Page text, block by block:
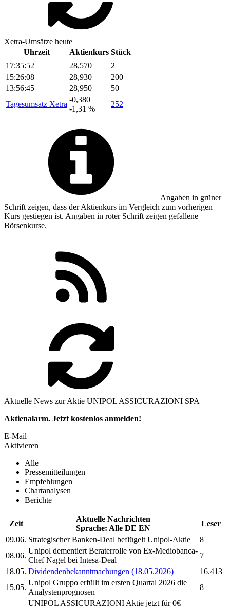
Xetra-Umsätze heute
Uhrzeit
Aktienkurs Stück
17:35:52
28,570
2
15:26:08
28,930
200
13:56:45
28,950
50
Tagesumsatz Xetra
-0,380
-1,31 %
252
Angaben in grüner
Schrift zeigen, dass der Aktienkurs im Vergleich zum vorherigen
Kurs gestiegen ist. Angaben in roterSchrift zeigen gefallene
Börsenkurse.
Aktuelle News zur Aktie UNIPOL ASSICURAZIONI SPA
Aktienalarm. Jetzt kostenlos anmelden!
E-Mail
Aktivieren
Alle
Pressemitteilungen
Empfehlungen
Chartanalysen
Berichte
Zeit
Aktuelle Nachrichten
Sprache: Alle DE EN
Leser
09.06. Strategischer Banken-Deal beflügelt Unipol-Aktie
8
08.06.
Unipol dementiert Beraterrolle von Ex-Mediobanca-
Chef Nagel bei Intesa-Deal
7
18.05. Dividendenbekanntmachungen (18.05.2026)
16.413
15.05.
Unipol Gruppo erfüllt im ersten Quartal 2026 die
Analystenprognosen
8
UNIPOL ASSICURAZIONI Aktie jetzt für 0€